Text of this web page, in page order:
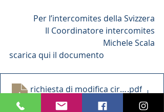
Per l’intercomites della Svizzera
Il Coordinatore intercomites
Michele Scala
scarica qui il documento
richiesta di modifica circolare 4
.pdf
PDF herunterladen • 160KB